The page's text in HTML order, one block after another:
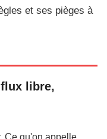
et ses pièges à
libre,
Ce qu'on appelle